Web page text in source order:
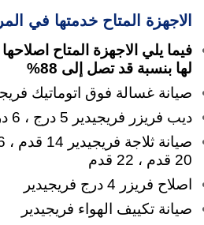
الاجهزة المتاح خدمتها في
فيما يلي الاجهزة المتاح
لها بنسبة قد تصل إلى 88%
صيانة غسالة فوق اتوماتيك
ديب فريزر فريجيدير 5 درج ، 6 درج ، 7 درج
20 قدم ، 22 قدم
اصلاح فريزر 4 درج فريجيدير
صيانة تكييف الهواء فريجيدير